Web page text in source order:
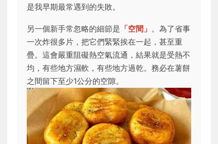
是我早期最常遇到的失敗。
另一個新手常忽略的細節是 「空間」 。為了省事
一次炸很多片，把它們緊緊挨在一起，甚至重
疊。這會嚴重阻礙熱空氣流通，結果就是受熱不
均，有些地方濕軟，有些地方過乾。務必在薯餅
之間留下至少1公分的空隙。